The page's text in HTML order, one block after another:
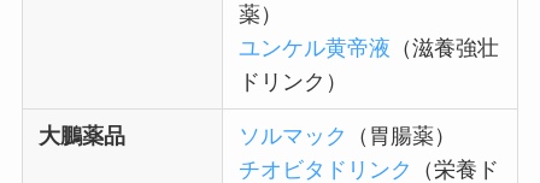
薬）
ユンケル黄帝液 （滋養強壮
ドリンク）
大鵬薬品 ソルマック
（胃腸薬）
チオビタドリンク
（栄養ド